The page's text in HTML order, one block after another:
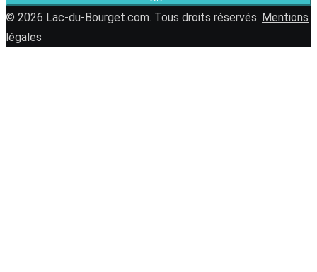
© 2026 Lac-du-Bourget.com. Tous droits réservés. Mentions
légales